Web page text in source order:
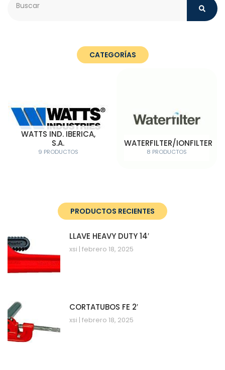
CATEGORÍAS
WATTS IND. IBERICA,
S.A.
9 PRODUCTOS
WATERFILTER/IONFILTER
8 PRODUCTOS
PRODUCTOS RECIENTES
LLAVE HEAVY DUTY 14′
xsi febrero 18, 2025
CORTATUBOS FE 2′
xsi febrero 18, 2025